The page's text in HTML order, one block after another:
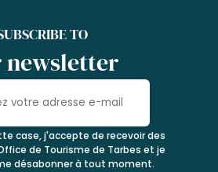
TO
newsletter
case, j'accepte de recevoir des
de Tourisme de Tarbes et je
désabonner à tout moment.